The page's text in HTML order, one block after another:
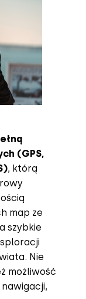
(GPS,
, którą
map ze
szybkie
Nie
możliwość